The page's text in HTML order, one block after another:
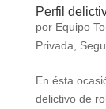
Perfil
por Equipo
Privada
En ésta
delictivo de